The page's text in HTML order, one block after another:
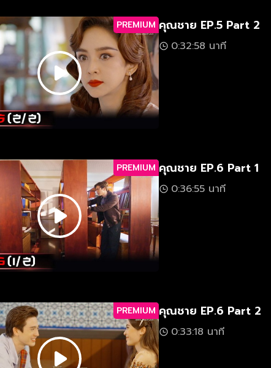
PREMIUM คุณชาย EP.5 Part 2
0:32:58 นาที
PREMIUM คุณชาย EP.6 Part 1
0:36:55 นาที
PREMIUM คุณชาย EP.6 Part 2
0:33:18 นาที